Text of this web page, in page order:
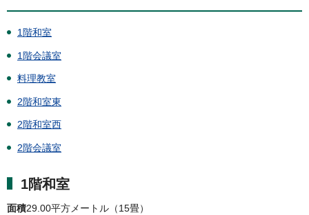
1階和室
1階会議室
料理教室
2階和室東
2階和室西
2階会議室
1階和室
面積29.00平方メートル（15畳）